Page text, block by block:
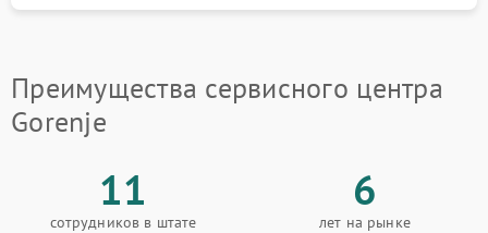
Преимущества сервисного центра
Gorenje
11
сотрудников в штате
6
лет на рынке